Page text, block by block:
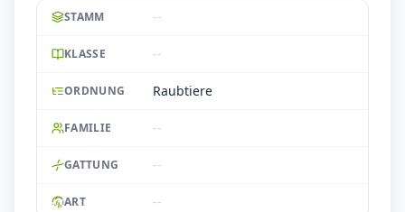
STAMM --
KLASSE --
ORDNUNG Raubtiere
FAMILIE --
GATTUNG --
ART --